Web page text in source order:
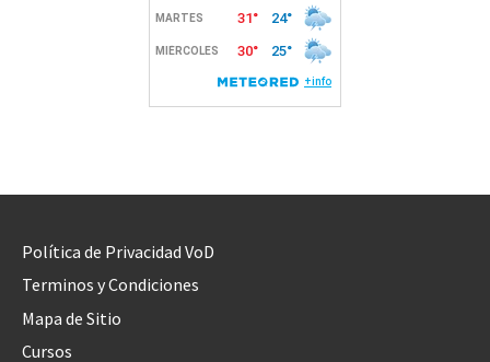
Política de Privacidad VoD
Terminos y Condiciones
Mapa de Sitio
Cursos